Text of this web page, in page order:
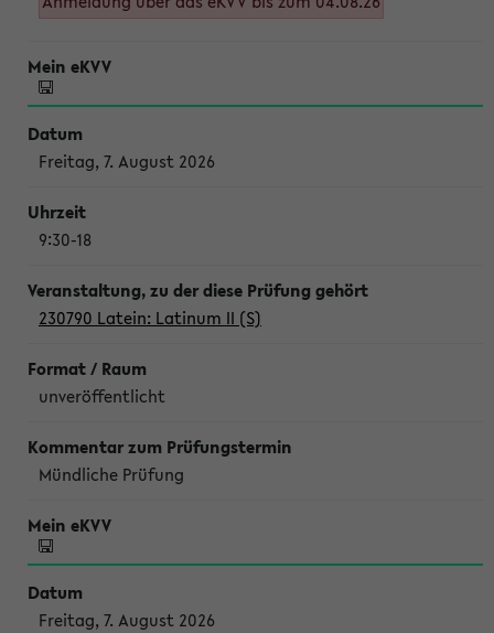
Freitag, 7. August 2026
9:30-18
230790 Latein: Latinum II (S)
unveröffentlicht
Mündliche Prüfung
Freitag, 7. August 2026